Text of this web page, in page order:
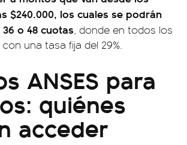
$240.000, los cuales se podrán
o 48 cuotas, donde en todos los
una tasa fija del 29%.
ANSES para
quiénes
acceder